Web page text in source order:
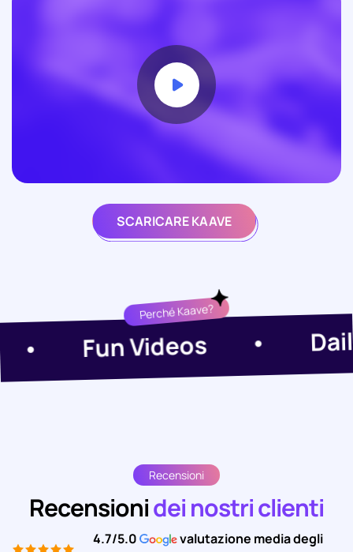
SCARICARE KAAVE
Perché Kaave?
Fun Videos • Daily
Recensioni
Recensionidei nostri clienti
4.7/5.0
valutazione media degli